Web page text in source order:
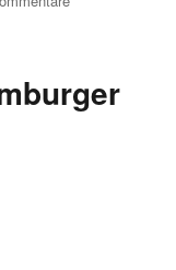
Hamburger
SV